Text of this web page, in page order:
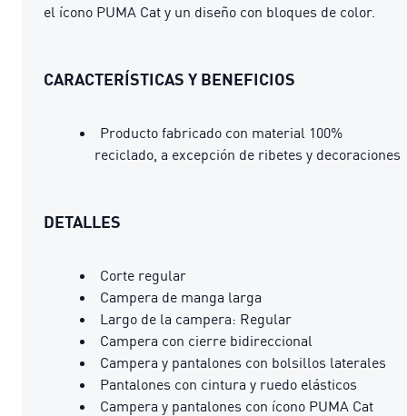
el ícono PUMA Cat y un diseño con bloques de color.
CARACTERÍSTICAS Y BENEFICIOS
Producto fabricado con material 100%
reciclado, a excepción de ribetes y decoraciones
DETALLES
Corte regular
Campera de manga larga
Largo de la campera: Regular
Campera con cierre bidireccional
Campera y pantalones con bolsillos laterales
Pantalones con cintura y ruedo elásticos
Campera y pantalones con ícono PUMA Cat